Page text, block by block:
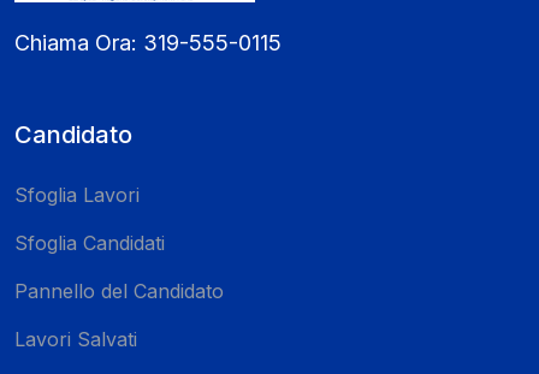
Chiama Ora: 319-555-0115
Candidato
Sfoglia Lavori
Sfoglia Candidati
Pannello del Candidato
Lavori Salvati